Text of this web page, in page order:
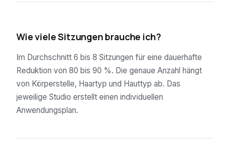
Wie viele Sitzungen brauche ich?
Im Durchschnitt 6 bis 8 Sitzungen für eine dauerhafte
Reduktion von 80 bis 90 %. Die genaue Anzahl hängt
von Körperstelle, Haartyp und Hauttyp ab. Das
jeweilige Studio erstellt einen individuellen
Anwendungsplan.